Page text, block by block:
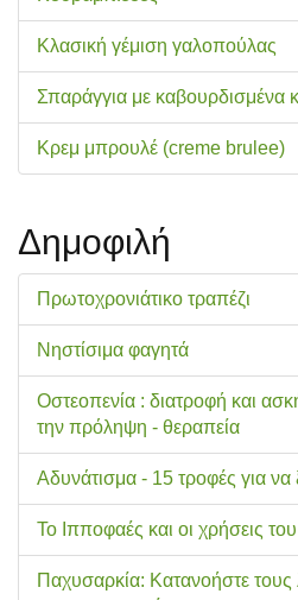
Κλασική γέμιση γαλοπούλας
Σπαράγγια με καβουρδισμένα
Κρεμ μπρουλέ (creme brulee)
Δημοφιλή
Πρωτοχρονιάτικο τραπέζι
Νηστίσιμα φαγητά
Οστεοπενία : διατροφή και
την πρόληψη - θεραπεία
Αδυνάτισμα - 15 τροφές για να
Το Ιπποφαές και οι χρήσεις
Παχυσαρκία: Κατανοήστε